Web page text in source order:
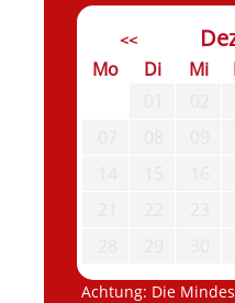
<<
Mo Di Mi
Achtung: Die